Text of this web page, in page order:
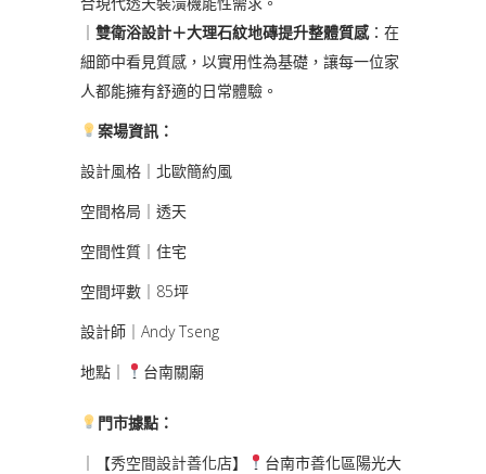
｜ 雙衛浴設計＋大理石紋地磚提升整體質感：在
細節中看見質感，以實用性為基礎，讓每一位家
人都能擁有舒適的日常體驗。
案場資訊：
設計風格｜北歐簡約風
空間格局｜透天
空間性質｜住宅
空間坪數｜85坪
設計師｜Andy Tseng
地點｜
台南關廟
門市據點：
｜【秀空間設計善化店】
台南市善化區陽光大